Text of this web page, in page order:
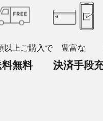
以上ご購入で
料無料
豊富な
決済手段